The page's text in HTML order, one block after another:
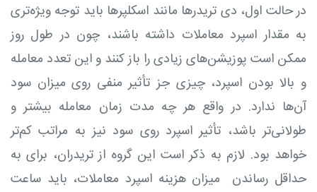
در حالت اول، دی تریدرها مانند اسکلپرها باید توجه ویژه‌تری
به مقدار اسپرد معاملات داشته باشند، چون در طول روز
ممکن است پوزیشن‌های زیادی را باز کنند و این تعدد معامله
و بالا بودن اسپرد، چیزی جز تأثیر منفی روی میزان سود
آن‌ها ندارد. در واقع هر چه مدت زمان معامله بیشتر و
طولانی‌تر باشد، تأثیر اسپرد روی سود نیز به مراتب کم‌تر
خواهد بود. لازم به ذکر است این گروه از تریدران، برای به
حداقل رساندن میزان هزینه اسپرد معاملات، باید ساعت